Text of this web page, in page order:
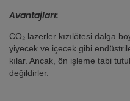
Avantajları:
CO₂ lazerler kızılötesi dalga
yiyecek ve içecek gibi
kılar. Ancak, ön işleme tabi
değildirler.